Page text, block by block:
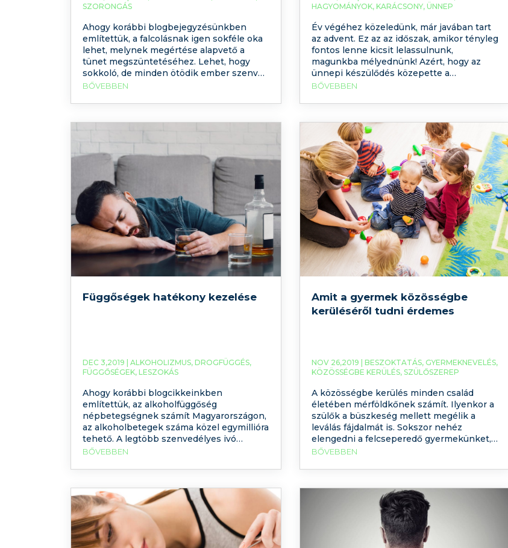
SZORONGÁS
Ahogy korábbi blogbejegyzésünkben
említettük, a falcolásnak igen sokféle oka
lehet, melynek megértése alapvető a
tünet megszüntetéséhez. Lehet, hogy
sokkoló, de minden ötödik ember szenved
falcolástól vagy „öngyilkosság nélküli
észrevétlen marad, mert könnyű elrejteni
veszik észre. A falcolás definíciója: a
testszövet szándékos, önkényes
megsemmisítése,
BŐVEBBEN
HAGYOMÁNYOK, KARÁCSONY, ÜNNEP
Év végéhez közeledünk, már javában tart
az advent. Ez az az időszak, amikor tényleg
fontos lenne kicsit lelassulnunk,
magunkba mélyednünk! Azért, hogy az
ünnepi készülődés közepette a
környezetünk nagytakarításán és
tudjuk öltöztetni. A csillogó külsőségeken,
ruhán és az ajándékokon túl, a lelkünk
BŐVEBBEN
Függőségek hatékony kezelése
DEC 3,2019 | ALKOHOLIZMUS, DROGFÜGGÉS,
FÜGGŐSÉGEK, LESZOKÁS
Ahogy korábbi blogcikkeinkben
említettük, az alkoholfüggőség
népbetegségnek számít Magyarországon,
az alkoholbetegek száma közel egymillióra
tehető. A legtöbb szenvedélyes ivó
ráadásul titkolja problémáját, nehezen
betegség gyógyításának egyik
kifejlesztett Minnesota-modell, amely egy
több hónapig tartó, bentlakásos terápiát
jelent, amely során a betegek ismereteket
szereznek a betegségükről.
Multiprofesszionális
BŐVEBBEN
Amit a gyermek közösségbe
kerüléséről tudni érdemes
NOV 26,2019 | BESZOKTATÁS, GYERMEKNEVELÉS,
KÖZÖSSÉGBE KERÜLÉS, SZÜLŐSZEREP
A közösségbe kerülés minden család
életében mérföldkőnek számít. Ilyenkor a
szülők a büszkeség mellett megélik a
leválás fájdalmát is. Sokszor nehéz
elengedni a felcseperedő gyermekünket,
hiszen az anya-gyermek szimbiózis
Nagyon fontos tehát hogy hogyan
rugalmas-e a családunk, hiszen ez
befolyásolja azt, hogy szülőként mennyire
tudjuk gyermekünk
BŐVEBBEN